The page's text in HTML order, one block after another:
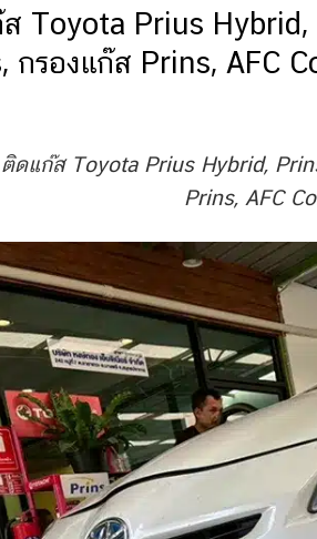
Toyota Prius Hybrid,
กรองแก๊ส Prins, AFC
ติดแก๊ส Toyota Prius Hybrid,
Prins, AFC